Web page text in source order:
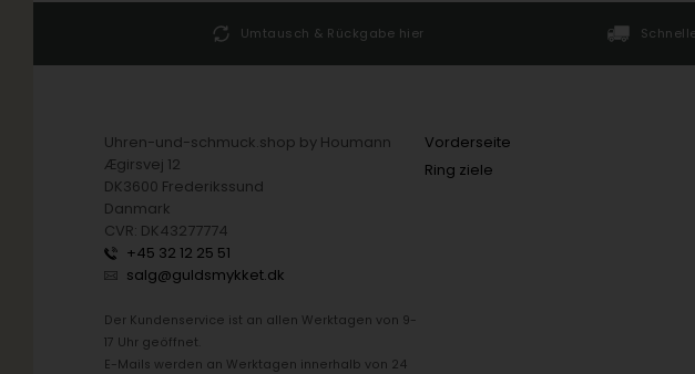
Umtausch & Rückgabe hier
Uhren-und-schmuck.shop by Houmann
Ægirsvej 12
DK3600 Frederikssund
Danmark
CVR: DK43277774
+45 32 12 25 51
salg@guldsmykket.dk
Der Kundenservice ist an allen Werktagen von 9-
17 Uhr geöffnet.
E-Mails werden an Werktagen innerhalb von 24
Vorderseite
Ring ziele